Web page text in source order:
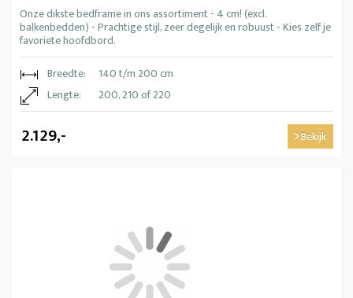
Onze dikste bedframe in ons assortiment - 4 cm! (excl.
balkenbedden) - Prachtige stijl, zeer degelijk en robuust - Kies zelf je
favoriete hoofdbord.
Breedte:
140 t/m 200 cm
Lengte:
200, 210 of 220
2.129,- Bekijk